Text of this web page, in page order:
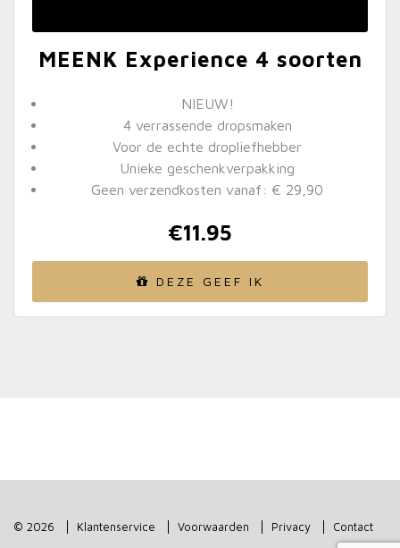
MEENK Experience 4 soorten
NIEUW!
4 verrassende dropsmaken
Voor de echte dropliefhebber
Unieke geschenkverpakking
Geen verzendkosten vanaf: € 29,90
€11.95
DEZE GEEF IK
© 2026 Klantenservice Voorwaarden Privacy Contact